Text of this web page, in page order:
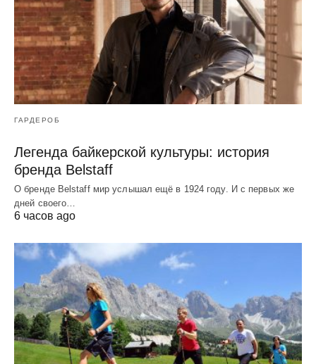
ГАРДЕРОБ
Легенда байкерской культуры: история
бренда Belstaff
О бренде Belstaff мир услышал ещё в 1924 году. И с первых же
дней своего…
6 часов ago